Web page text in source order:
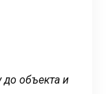
объекта и